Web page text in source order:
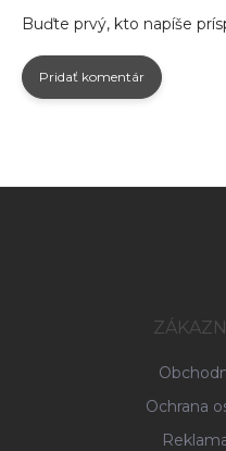
Buďte prvý, kto napíše
Pridať komentár
Ochrana